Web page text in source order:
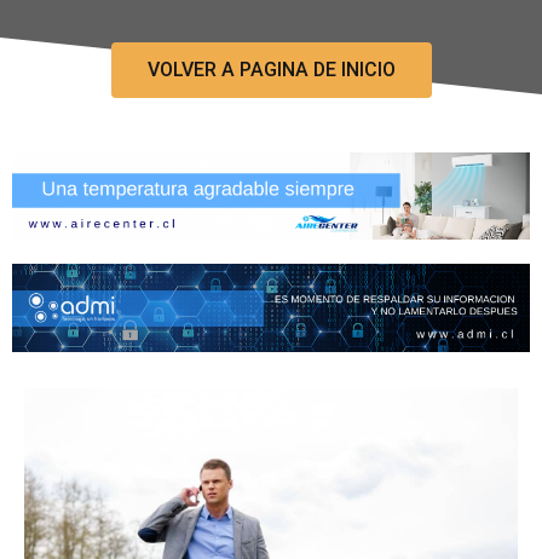
VOLVER A PAGINA DE INICIO